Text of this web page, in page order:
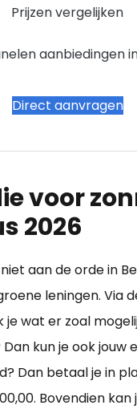
Prijzen vergelijken
aanbiedingen
Direct aanvragen
voor
2026
aan de orde in
leningen. Via
wat er zoal
kun je ook
Dan betaal je in
Bovendien